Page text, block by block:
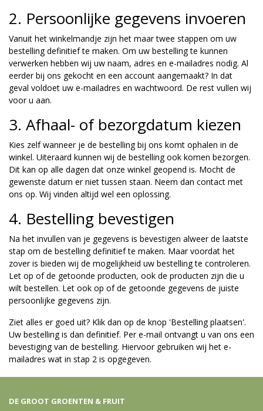
2. Persoonlijke gegevens invoeren
Vanuit het winkelmandje zijn het maar twee stappen om uw
bestelling definitief te maken. Om uw bestelling te kunnen
verwerken hebben wij uw naam, adres en e-mailadres nodig. Al
eerder bij ons gekocht en een account aangemaakt? In dat
geval voldoet uw e-mailadres en wachtwoord. De rest vullen wij
voor u aan.
3. Afhaal- of bezorgdatum kiezen
Kies zelf wanneer je de bestelling bij ons komt ophalen in de
winkel. Uiteraard kunnen wij de bestelling ook komen bezorgen.
Dit kan op alle dagen dat onze winkel geopend is. Mocht de
gewenste datum er niet tussen staan. Neem dan contact met
ons op. Wij vinden altijd wel een oplossing.
4. Bestelling bevestigen
Na het invullen van je gegevens is bevestigen alweer de laatste
stap om de bestelling definitief te maken. Maar voordat het
zover is bieden wij de mogelijkheid uw bestelling te controleren.
Let op of de getoonde producten, ook de producten zijn die u
wilt bestellen. Let ook op of de getoonde gegevens de juiste
persoonlijke gegevens zijn.
Ziet alles er goed uit? Klik dan op de knop 'Bestelling plaatsen'.
Uw bestelling is dan definitief. Per e-mail ontvangt u van ons een
bevestiging van de bestelling. Hiervoor gebruiken wij het e-
mailadres wat in stap 2 is opgegeven.
DE GROOT GROENTEN & FRUIT